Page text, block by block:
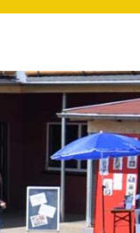
Täglich